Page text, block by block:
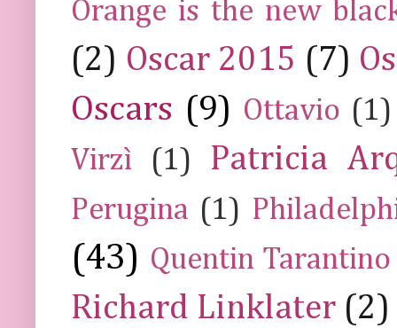
Orange is the new
(2) Oscar 2015 (7)
Oscars (9) Ottavio (1)
Virzì
(1) Patricia
Perugina (1)
(43) Quentin Tarantino
Richard Linklater (2)